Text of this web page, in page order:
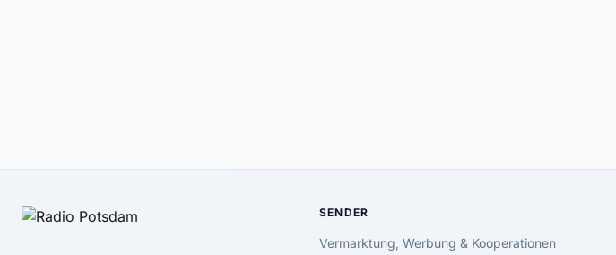
SENDER
Vermarktung, Werbung & Kooperationen